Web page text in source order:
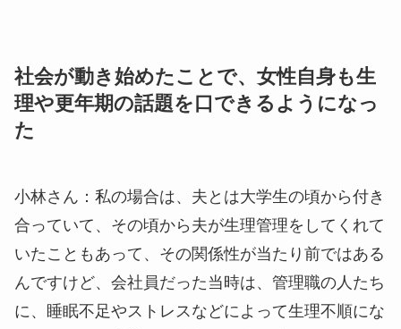
社会が動き始めたことで、女性自身も生
理や更年期の話題を口できるようになっ
た
小林さん ：私の場合は、夫とは大学生の頃から付き
合っていて、その頃から夫が生理管理をしてくれて
いたこともあって、その関係性が当たり前ではある
んですけど、会社員だった当時は、管理職の人たち
に、睡眠不足やストレスなどによって生理不順にな